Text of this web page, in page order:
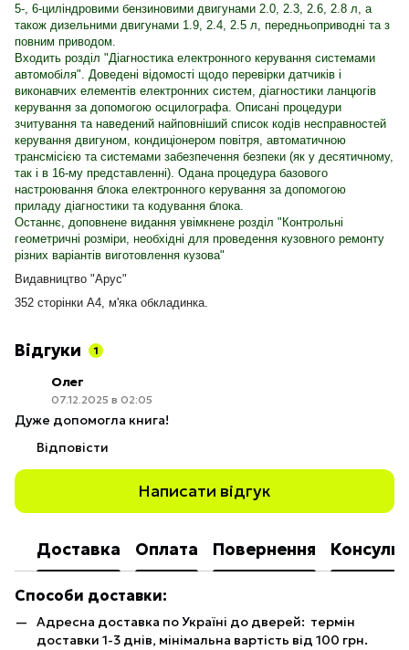
5-, 6-циліндровими бензиновими двигунами 2.0, 2.3, 2.6, 2.8 л, а
також дизельними двигунами 1.9, 2.4, 2.5 л, передньоприводні та з
повним приводом.
Входить розділ "Діагностика електронного керування системами
автомобіля". Доведені відомості щодо перевірки датчиків і
виконавчих елементів електронних систем, діагностики ланцюгів
керування за допомогою осцилографа. Описані процедури
зчитування та наведений найповніший список кодів несправностей
керування двигуном, кондиціонером повітря, автоматичною
трансмісією та системами забезпечення безпеки (як у десятичному,
так і в 16-му представленні). Одана процедура базового
настроювання блока електронного керування за допомогою
приладу діагностики та кодування блока.
Останнє, доповнене видання увімкнене розділ "Контрольні
геометричні розміри, необхідні для проведення кузовного ремонту
різних варіантів виготовлення кузова"
Видавництво "Арус"
352 сторінки А4, м'яка обкладинка.
Відгуки 1
Олег
07.12.2025 в 02:05
Дуже допомогла книга!
Відповісти
Написати відгук
Доставка Оплата Повернення
Способи доставки:
Адресна доставка по Україні до дверей: термін
доставки 1-3 днів, мінімальна вартість від 100 грн.